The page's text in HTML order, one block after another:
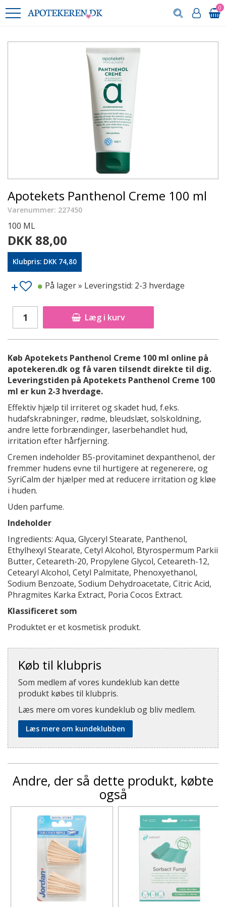
0
Apotekets Panthenol Creme 100 ml
Varenummer: 227450
100 ML
DKK 88,00
Klubpris: DKK 74,80
Læg i kurv
På lager» Leveringstid: 2-3 hverdage
Køb Apotekets Panthenol Creme 100 ml online på
apotekeren.dk og få varen tilsendt direkte til dig.
Leveringstiden på Apotekets Panthenol Creme 100
ml er kun 2-3 hverdage.
Effektiv hjælp til irriteret og skadet hud, f.eks.
hudafskrabninger, rødme, bleudslæt, solskoldning,
andre lette forbrændinger, laserbehandlet hud,
irritation efter hårfjerning.
Cremen indeholder B5-provitaminet dexpanthenol, der
fremmer hudens evne til hurtigere at regenerere, og
SyriCalm der hjælper med at reducere irritation og kløe
i huden.
Uden parfume.
Indeholder
Ingredients: Aqua, Glyceryl Stearate, Panthenol,
Ethylhexyl Stearate, Cetyl Alcohol, Btyrospermum Parkii
Butter, Ceteareth-20, Propylene Glycol, Ceteareth-12,
Cetearyl Alcohol, Cetyl Palmitate, Phenoxyethanol,
Sodium Benzoate, Sodium Dehydroacetate, Citric Acid,
Phragmites Karka Extract, Poria Cocos Extract.
Klassificeret som
Produktet er et kosmetisk produkt.
Køb til klubpris
Som medlem af vores kundeklub kan dette
produkt købes til klubpris.
Læs mere om vores kundeklub og bliv medlem.
Læs mere om kundeklubben
Andre, der så dette produkt, købte
også